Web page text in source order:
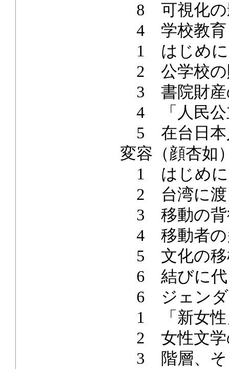
8 可視化の
4 学校教育
1 はじめに
2 公学校の
3 書院財産
4 「人民公
5 在台日本
変容（顔杏如
1 はじめに
2 台湾に渡
3 移動の背
4 移動者の
5 文化の移
6 結びに代
6 ジェンダ
1 「新女性
2 女性文学
3 階層、そ